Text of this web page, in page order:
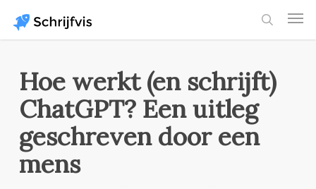
main
Hoe werkt (en schrijft)
ChatGPT? Een uitleg
geschreven door een
mens